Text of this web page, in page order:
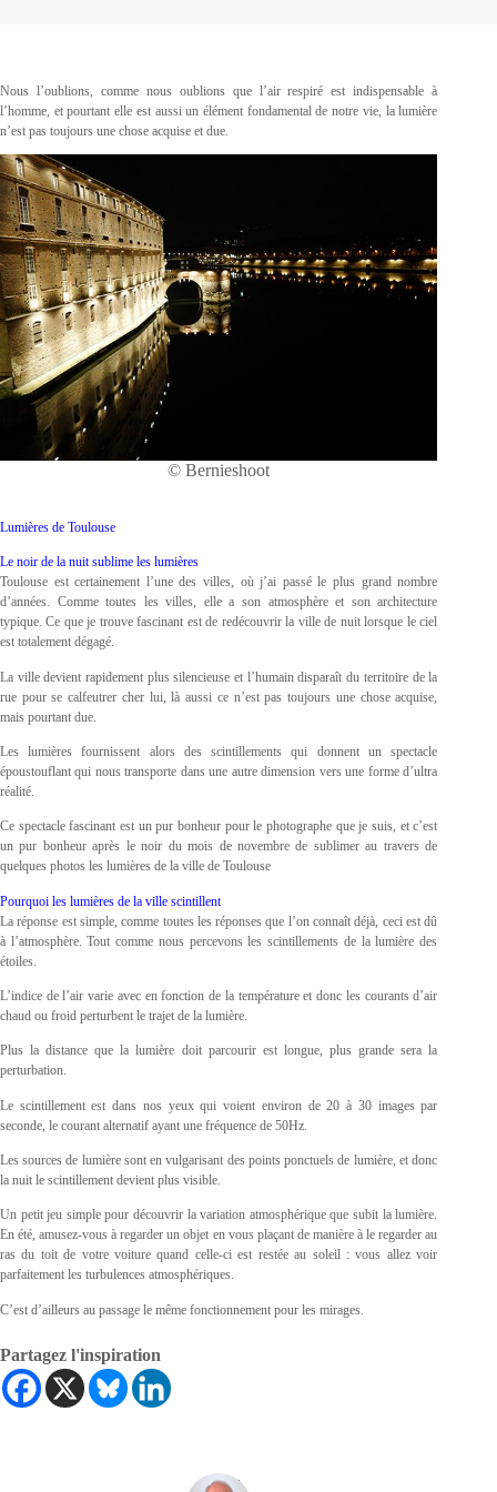
Nous l’oublions, comme nous oublions que l’air respiré est indispensable à
l’homme, et pourtant elle est aussi un élément fondamental de notre vie, la lumière
n’est pas toujours une chose acquise et due.
© Bernieshoot
Lumières de Toulouse
Le noir de la nuit sublime les lumières
Toulouse est certainement l’une des villes, où j’ai passé le plus grand nombre
d’années. Comme toutes les villes, elle a son atmosphère et son architecture
typique. Ce que je trouve fascinant est de redécouvrir la ville de nuit lorsque le ciel
est totalement dégagé.
La ville devient rapidement plus silencieuse et l’humain disparaît du territoire de la
rue pour se calfeutrer cher lui, là aussi ce n’est pas toujours une chose acquise,
mais pourtant due.
Les lumières fournissent alors des scintillements qui donnent un spectacle
époustouflant qui nous transporte dans une autre dimension vers une forme d’ultra
réalité.
Ce spectacle fascinant est un pur bonheur pour le photographe que je suis, et c’est
un pur bonheur après le noir du mois de novembre de sublimer au travers de
quelques photos les lumières de la ville de Toulouse
Pourquoi les lumières de la ville scintillent
La réponse est simple, comme toutes les réponses que l’on connaît déjà, ceci est dû
à l’atmosphère. Tout comme nous percevons les scintillements de la lumière des
étoiles.
L’indice de l’air varie avec en fonction de la température et donc les courants d’air
chaud ou froid perturbent le trajet de la lumière.
Plus la distance que la lumière doit parcourir est longue, plus grande sera la
perturbation.
Le scintillement est dans nos yeux qui voient environ de 20 à 30 images par
seconde, le courant alternatif ayant une fréquence de 50Hz.
Les sources de lumière sont en vulgarisant des points ponctuels de lumière, et donc
la nuit le scintillement devient plus visible.
Un petit jeu simple pour découvrir la variation atmosphérique que subit la lumière.
En été, amusez-vous à regarder un objet en vous plaçant de manière à le regarder au
ras du toit de votre voiture quand celle-ci est restée au soleil : vous allez voir
parfaitement les turbulences atmosphériques.
C’est d’ailleurs au passage le même fonctionnement pour les mirages.
Partagez l'inspiration